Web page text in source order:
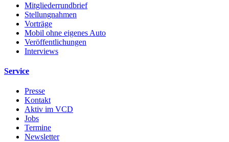
Mitgliederrundbrief
Stellungnahmen
Vorträge
Mobil ohne eigenes Auto
Veröffentlichungen
Interviews
Service
Presse
Kontakt
Aktiv im VCD
Jobs
Termine
Newsletter